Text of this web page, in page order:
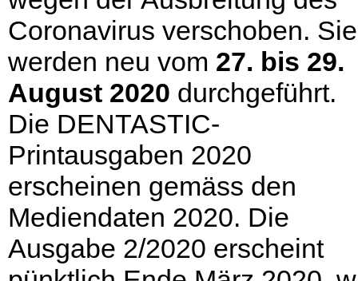
Coronavirus verschoben. Sie
werden neu vom 27. bis 29.
August 2020 durchgeführt.
Die DENTASTIC-
Printausgaben 2020
erscheinen gemäss den
Mediendaten 2020. Die
Ausgabe 2/2020 erscheint